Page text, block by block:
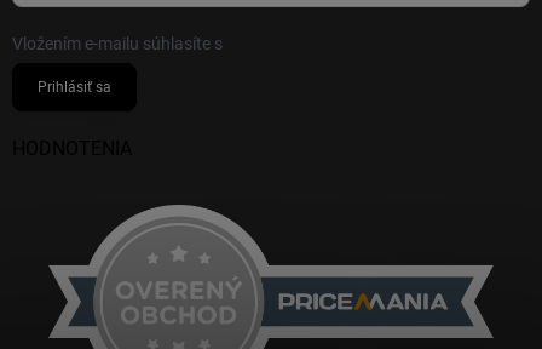
Vložením e-mailu súhlasíte s
Prihlásiť sa